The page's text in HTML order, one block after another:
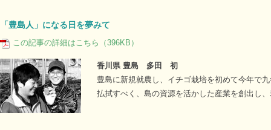
「豊島人」になる日を夢みて
この記事の詳細はこちら（396KB）
香川県 豊島 多田 初
豊島に新規就農し、イチゴ栽培を初めて今年で
払拭すべく、島の資源を活かした産業を創出し